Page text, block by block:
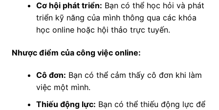
Cơ hội phát triển: Bạn có thể học hỏi và phát
triển kỹ năng của mình thông qua các khóa
học online hoặc hội thảo trực tuyến.
Nhược điểm của công việc online:
Cô đơn: Bạn có thể cảm thấy cô đơn khi làm
việc một mình.
Thiếu động lực: Bạn có thể thiếu động lực để